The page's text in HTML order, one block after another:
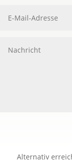
Alternativ